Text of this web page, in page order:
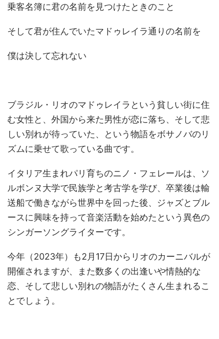
乗客名簿に君の名前を見つけたときのこと
そして君が住んでいたマドゥレイラ通りの名前を
僕は決して忘れない
ブラジル・リオのマドゥレイラという貧しい街に住
む女性と、外国から来た男性が恋に落ち、そして悲
しい別れが待っていた、という物語をボサノバのリ
ズムに乗せて歌っている曲です。
イタリア生まれパリ育ちのニノ・フェレールは、ソ
ルボンヌ大学で民族学と考古学を学び、卒業後は輸
送船で働きながら世界中を回った後、ジャズとブル
ースに興味を持って音楽活動を始めたという異色の
シンガーソングライターです。
今年（2023年）も2月17日からリオのカーニバルが
開催されますが、また数多くの出逢いや情熱的な
恋、そして悲しい別れの物語がたくさん生まれるこ
とでしょう。